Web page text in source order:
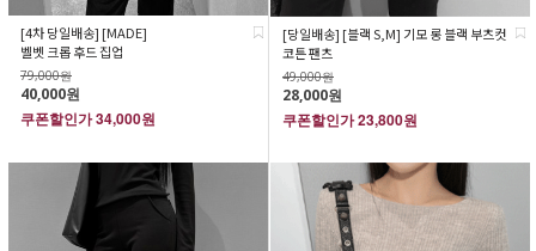
[4차 당일배송] [MADE]
벨벳 크롭 후드 집업
79,000원
40,000원
쿠폰할인가34,000원
[당일배송] [블랙 S,M] 기모 롱 블랙 부츠컷
코튼 팬츠
49,000원
28,000원
쿠폰할인가23,800원